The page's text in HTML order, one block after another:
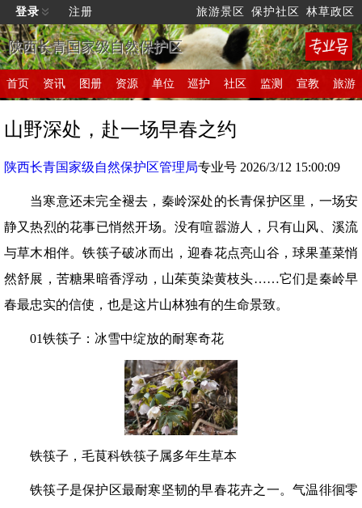
登录 注册 旅游景区 保护社区 林草政区
陕西长青国家级自然保护区
首页 资讯 图册 资源 单位 巡护 社区 监测 宣教 旅游
山野深处，赴一场早春之约
陕西长青国家级自然保护区管理局专业号 2026/3/12 15:00:09
当寒意还未完全褪去，秦岭深处的长青保护区里，一场安
静又热烈的花事已悄然开场。没有喧嚣游人，只有山风、溪流
与草木相伴。铁筷子破冰而出，迎春花点亮山谷，球果堇菜悄
然舒展，苦糖果暗香浮动，山茱萸染黄枝头……它们是秦岭早
春最忠实的信使，也是这片山林独有的生命景致。
01铁筷子：冰雪中绽放的耐寒奇花
铁筷子，毛茛科铁筷子属多年生草本
铁筷子是保护区最耐寒坚韧的早春花卉之一。气温徘徊零